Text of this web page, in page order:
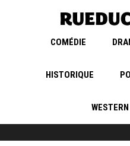
COMÉDIE
HISTORIQUE
WESTERN